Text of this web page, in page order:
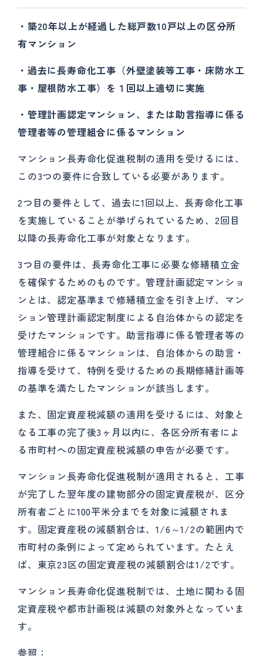
・築20年以上が経過した総戸数10戸以上の区分所
有マンション
・過去に長寿命化工事（外壁塗装等工事・床防水工
事・屋根防水工事）を１回以上適切に実施
・管理計画認定マンション、または助言指導に係る
管理者等の管理組合に係るマンション
マンション長寿命化促進税制の適用を受けるには、
この3つの要件に合致している必要があります。
2つ目の要件として、過去に1回以上、長寿命化工事
を実施していることが挙げられているため、2回目
以降の長寿命化工事が対象となります。
3つ目の要件は、長寿命化工事に必要な修繕積立金
を確保するためのものです。管理計画認定マンショ
ンとは、認定基準まで修繕積立金を引き上げ、マン
ション管理計画認定制度による自治体からの認定を
受けたマンションです。助言指導に係る管理者等の
管理組合に係るマンションは、自治体からの助言・
指導を受けて、特例を受けるための長期修繕計画等
の基準を満たしたマンションが該当します。
また、固定資産税減額の適用を受けるには、対象と
なる工事の完了後3ヶ月以内に、各区分所有者によ
る市町村への固定資産税減額の申告が必要です。
マンション長寿命化促進税制が適用されると、工事
が完了した翌年度の建物部分の固定資産税が、区分
所有者ごとに100平米分までを対象に減額されま
す。固定資産税の減額割合は、1/6～1/2の範囲内で
市町村の条例によって定められています。たとえ
ば、東京23区の固定資産税の減額割合は1/2です。
マンション長寿命化促進税制では、土地に関わる固
定資産税や都市計画税は減額の対象外となっていま
す。
参照：